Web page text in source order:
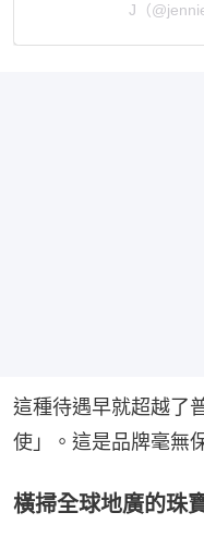
J（
這種待遇早就超越了
使」。這是品牌毫無
橫掃全球地廣的珠